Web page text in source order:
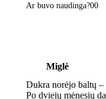
Ar buvo naudinga?00
Miglė
Dukra norėjo baltų –
Po dviejų mėnesių